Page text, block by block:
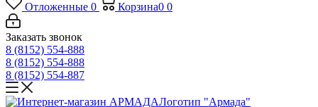
Отложенные 0 Корзина0 0
Заказать звонок
8 (8152) 554-888
8 (8152) 554-888
8 (8152) 554-887
Логотип "Армада"